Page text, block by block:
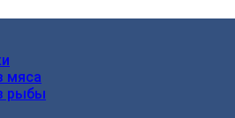
мяса
рыбы